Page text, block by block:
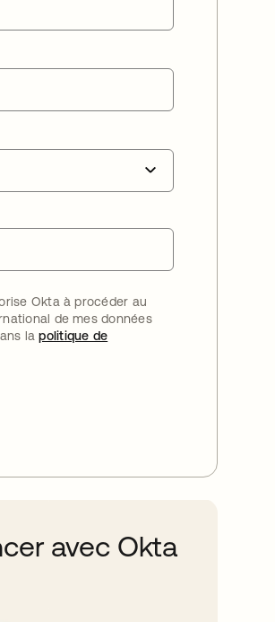
Okta à procéder au
de mes données
lapolitique de
avec Okta